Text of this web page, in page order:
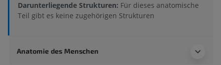
Darunterliegende Strukturen: Für dieses anatomische
Teil gibt es keine zugehörigen Strukturen
Anatomie des Menschen